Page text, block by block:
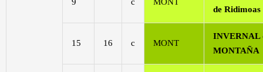
de Ridimoas
15 16 c MONT
INVERNAL
MONTAÑA